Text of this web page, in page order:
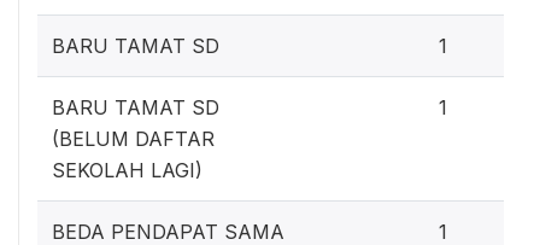
BARU TAMAT SD 1
BARU TAMAT SD
(BELUM DAFTAR
SEKOLAH LAGI)
1
BEDA PENDAPAT SAMA
1